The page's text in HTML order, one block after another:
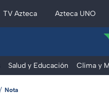
TV Azteca Azteca UNO
Salud y Educación Clima y
Nota